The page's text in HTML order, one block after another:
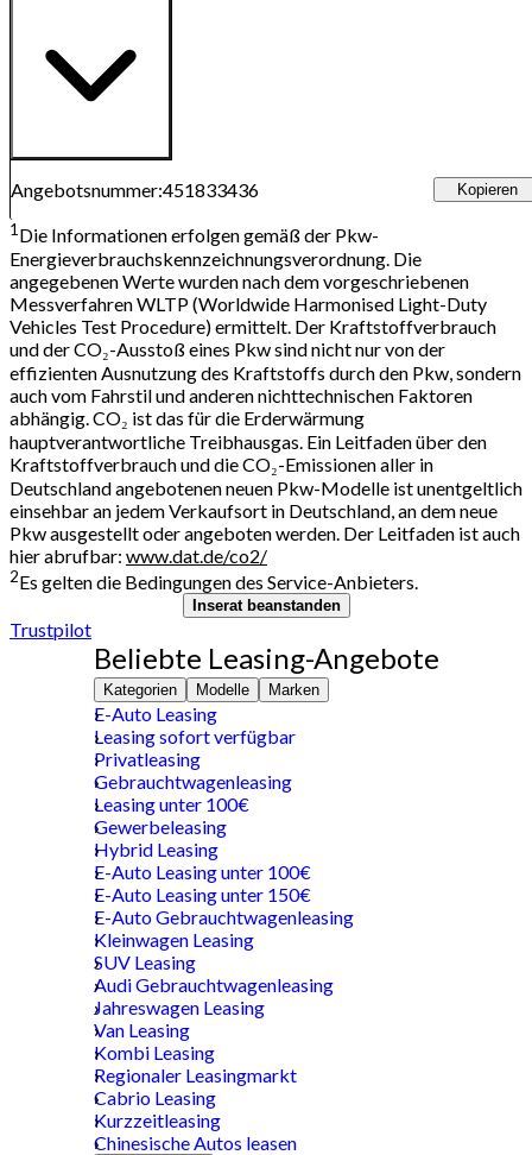
Angebotsnummer:451833436 Kopieren
1Die Informationen erfolgen gemäß der Pkw-
Energieverbrauchskennzeichnungsverordnung. Die
angegebenen Werte wurden nach dem vorgeschriebenen
Messverfahren WLTP (Worldwide Harmonised Light-Duty
Vehicles Test Procedure) ermittelt. Der Kraftstoffverbrauch
und der CO₂-Ausstoß eines Pkw sind nicht nur von der
effizienten Ausnutzung des Kraftstoffs durch den Pkw, sondern
auch vom Fahrstil und anderen nichttechnischen Faktoren
abhängig. CO₂ ist das für die Erderwärmung
hauptverantwortliche Treibhausgas. Ein Leitfaden über den
Kraftstoffverbrauch und die CO₂-Emissionen aller in
Deutschland angebotenen neuen Pkw-Modelle ist unentgeltlich
einsehbar an jedem Verkaufsort in Deutschland, an dem neue
Pkw ausgestellt oder angeboten werden. Der Leitfaden ist auch
hier abrufbar: www.dat.de/co2/
2Es gelten die Bedingungen des Service-Anbieters.
Inserat beanstanden
Trustpilot
Beliebte Leasing-Angebote
Kategorien Modelle Marken
E-Auto Leasing
Leasing sofort verfügbar
Privatleasing
Gebrauchtwagenleasing
Leasing unter 100€
Gewerbeleasing
Hybrid Leasing
E-Auto Leasing unter 100€
E-Auto Leasing unter 150€
E-Auto Gebrauchtwagenleasing
Kleinwagen Leasing
SUV Leasing
Audi Gebrauchtwagenleasing
Jahreswagen Leasing
Van Leasing
Kombi Leasing
Regionaler Leasingmarkt
Cabrio Leasing
Kurzzeitleasing
Chinesische Autos leasen